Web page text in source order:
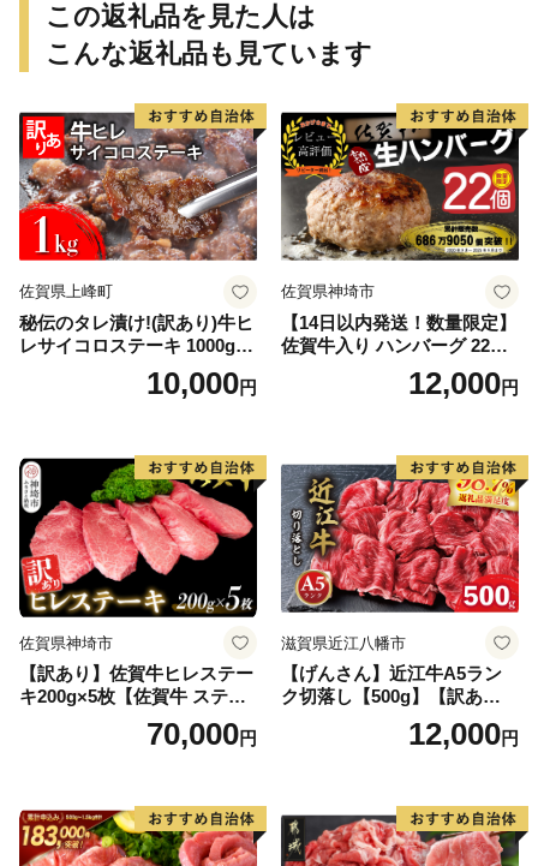
この返礼品を見た人は
こんな返礼品も見ています
佐賀県上峰町
秘伝のタレ漬け!(訳あり)牛ヒ
レサイコロステーキ 1000g
10,000円
佐賀県神埼市
【14日以内発送！数量限定】
佐賀牛入り ハンバーグ 22個
2.6kg(120g×22個)【佐賀牛
黒毛和牛 ブランド牛 九州 ハ
気】(H083106)
12,000円
佐賀県神埼市
【訳あり】佐賀牛ヒレステー
キ200g×5枚【佐賀牛 ステー
キ ブランド肉 ヒレ肉 フィレ
肉 ジューシー ヘルシー】(H0
70,000円
滋賀県近江八幡市
【げんさん】近江牛A5ラン
ク切落し【500g】【訳あり】
12,000円